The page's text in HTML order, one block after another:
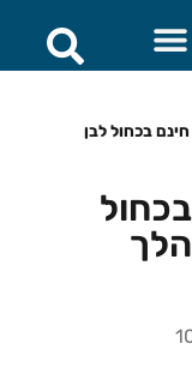
בכחול לבן